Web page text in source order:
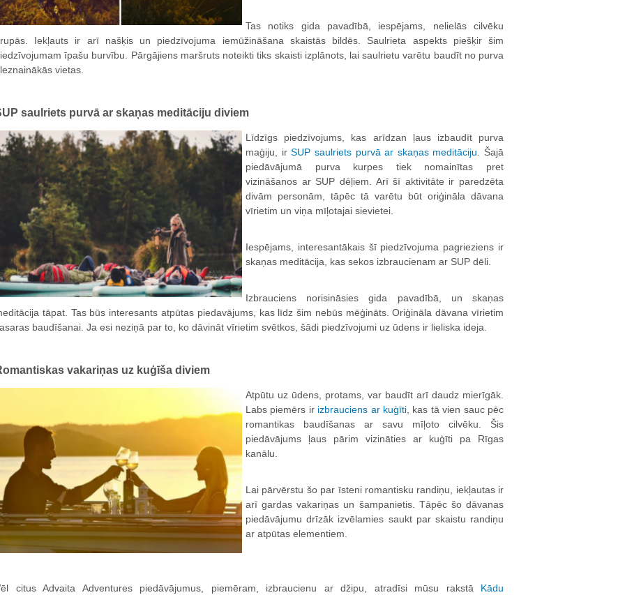
Tas notiks gida pavadībā, iespējams, nelielās cilvēku
Iekļauts ir arī našķis un piedzīvojuma iemūžināšana skaistās bildēs. Saulrieta aspekts piešķir šim
īpašu burvību. Pārgājiens maršruts noteikti tiks skaisti izplānots, lai saulrietu varētu baudīt no purva
vietas.
saulriets purvā ar skaņas meditāciju diviem
Līdzīgs piedzīvojums, kas arīdzan ļaus izbaudīt purva
maģiju, irSUP saulriets purvā ar skaņas meditāciju. Šajā
piedāvājumā purva kurpes tiek nomainītas pret
vizināšanos ar SUP dēļiem. Arī šī aktivitāte ir paredzēta
divām personām, tāpēc tā varētu būt oriģināla dāvana
vīrietim un viņa mīļotajai sievietei.
Iespējams, interesantākais šī piedzīvojuma pagrieziens ir
skaņas meditācija, kas sekos izbraucienam ar SUP dēli.
Izbrauciens norisināsies gida pavadībā, un skaņas
tāpat. Tas būs interesants atpūtas piedavājums, kas līdz šim nebūs mēģināts. Oriģināla dāvana vīrietim
baudīšanai. Ja esi neziņā par to, ko dāvināt vīrietim svētkos, šādi piedzīvojumi uz ūdens ir lieliska ideja.
vakariņas uz kuģīša diviem
Atpūtu uz ūdens, protams, var baudīt arī daudz mierīgāk.
Labs piemērs ir izbrauciens ar kuģīti, kas tā vien sauc pēc
romantikas baudīšanas ar savu mīļoto cilvēku. Šis
piedāvājums ļaus pārim vizināties ar kuģīti pa Rīgas
kanālu.
Lai pārvērstu šo par īsteni romantisku randiņu, iekļautas ir
arī gardas vakariņas un šampanietis. Tāpēc šo dāvanas
piedāvājumu drīzāk izvēlamies saukt par skaistu randiņu
ar atpūtas elementiem.
citus Advaita Adventures piedāvājumus, piemēram, izbraucienu ar džipu, atradīsi mūsu rakstā Kādu